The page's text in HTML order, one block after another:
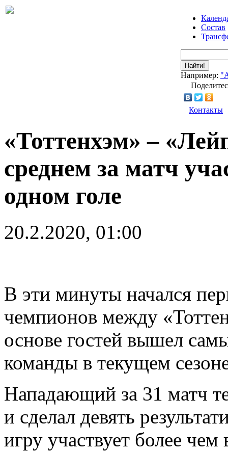
Состав
Найти!
Например:
Контакты
«Тоттенхэм» –
среднем за матч
одном голе
20.2.2020, 01:00
В эти минуты начался
чемпионов между
основе гостей вышел
команды в текущем
Нападающий за 31 матч
и сделал девять
игру участвует более